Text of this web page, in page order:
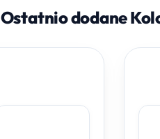
Ostatnio dodane